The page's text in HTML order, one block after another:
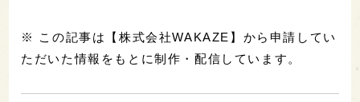
※ この記事は【株式会社WAKAZE】から申請してい
ただいた情報をもとに制作・配信しています。